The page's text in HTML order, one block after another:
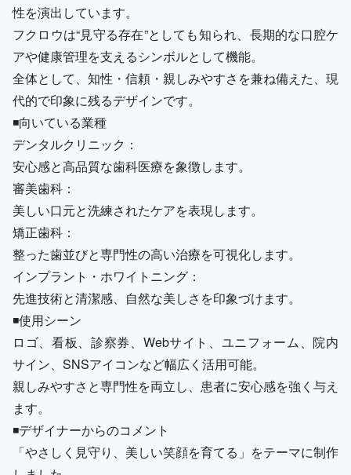
性を演出しています。
フクロウは“見守る存在”としても知られ、長期的な口腔ケ
アや健康管理を支えるシンボルとして機能。
全体として、知性・信頼・親しみやすさを兼ね備えた、現
代的で印象に残るデザインです。
◾️向いている業種
デンタルクリニック：
安心感と高品質な歯科医療を象徴します。
審美歯科：
美しい口元と洗練されたケアを表現します。
矯正歯科：
整った歯並びと専門性の高い治療を可視化します。
インプラント・ホワイトニング：
先進技術と清潔感、自然な美しさを印象づけます。
◾️使用シーン
ロゴ、看板、診察券、Webサイト、ユニフォーム、院内
サイン、SNSアイコンなど幅広く活用可能。
親しみやすさと専門性を両立し、患者に安心感を強く与え
ます。
◾️デザイナーからのコメント
「やさしく見守り、美しい笑顔を育てる」をテーマに制作